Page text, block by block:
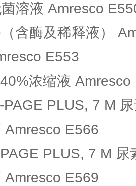
溶液 Amresco
含酶及稀释液）
E553
浓缩液 Amresco
PLUS, 7 M
Amresco E566
PLUS, 7 M 尿
Amresco E569